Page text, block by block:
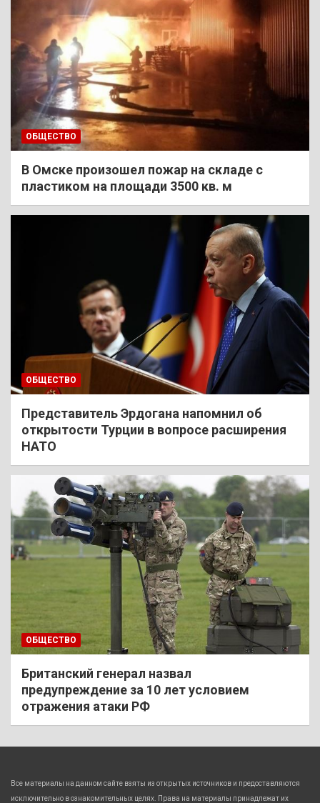
ОБЩЕСТВО
В Омске произошел пожар на складе с
пластиком на площади 3500 кв. м
ОБЩЕСТВО
Представитель Эрдогана напомнил об
открытости Турции в вопросе расширения
НАТО
ОБЩЕСТВО
Британский генерал назвал
предупреждение за 10 лет условием
отражения атаки РФ
Все материалы на данном сайте взяты из открытых источников и предоставляются
исключительно в ознакомительных целях. Права на материалы принадлежат их